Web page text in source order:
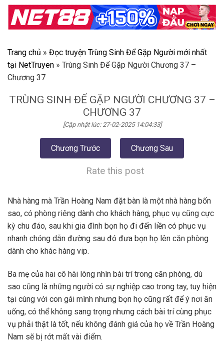
Trang chủ » Đọc truyện Trùng Sinh Để Gặp Người mới nhất
tại NetTruyen » Trùng Sinh Để Gặp Người Chương 37 –
Chương 37
TRÙNG SINH ĐỂ GẶP NGƯỜI CHƯƠNG 37 –
CHƯƠNG 37
[Cập nhật lúc: 27-02-2025 14:04:33]
Chương Trước Chương Sau
Rate this post
Nhà hàng mà Trần Hoàng Nam đặt bàn là một nhà hàng bốn
sao, có phòng riêng dành cho khách hàng, phục vụ cũng cực
kỳ chu đáo, sau khi gia đình bọn họ đi đến liền có phục vụ
nhanh chóng dẫn đường sau đó đưa bọn họ lên căn phòng
dành cho khác hàng vip.
Ba mẹ của hai cô hài lòng nhìn bài trí trong căn phòng, dù
sao cũng là những người có sự nghiệp cao trong tay, tuy hiện
tại cùng với con gái mình nhưng bọn họ cũng rất để ý nơi ăn
uống, có thể không sang trọng nhưng cách bài trí cùng phục
vụ phải thật là tốt, nếu không đánh giá của họ về Trần Hoàng
Nam sẽ bị rớt mất vài điểm.